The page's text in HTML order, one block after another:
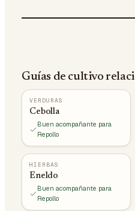
Guías de cultivo
VERDURAS
Cebolla
Buen acompañante para
Repollo
HIERBAS
Eneldo
Buen acompañante para
Repollo